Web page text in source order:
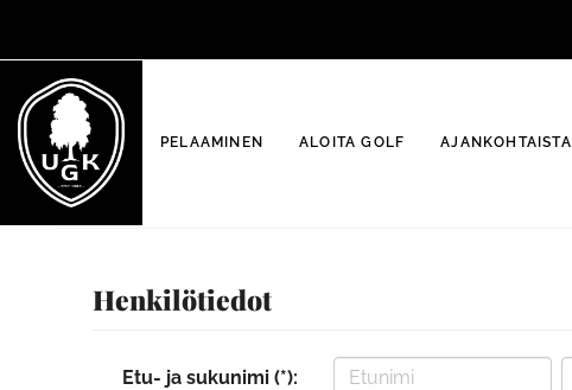
PELAAMINEN ALOITA GOLF AJANKOHTAISTA
Henkilötiedot
Etu- ja sukunimi (*):